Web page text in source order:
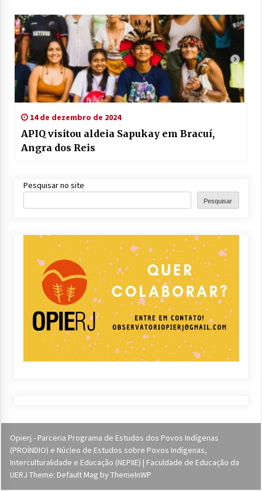
14 de dezembro de 2024
APIQ visitou aldeia Sapukay em Bracuí,
Angra dos Reis
Pesquisar no site
Pesquisar
Opierj - Parceria Programa de Estudos dos Povos Indígenas
(PROÍNDIO) e Núcleo de Estudos sobre Povos Indígenas,
Interculturalidade e Educação (NEPIIE) | Faculdade de Educação da
UERJ Theme: Default Mag by ThemeInWP